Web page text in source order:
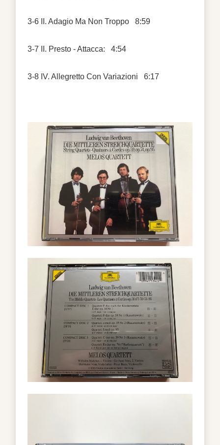
3-6 II. Adagio Ma Non Troppo 8:59
3-7 II. Presto - Attacca: 4:54
3-8 IV. Allegretto Con Variazioni 6:17